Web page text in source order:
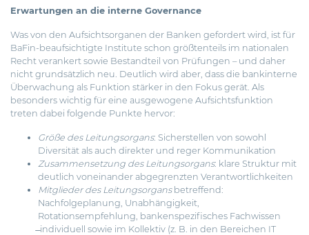
Erwartungen an die interne Governance
Was von den Aufsichtsorganen der Banken gefordert wird, ist für
BaFin-beaufsichtigte Institute schon größtenteils im nationalen
Recht verankert sowie Bestandteil von Prüfungen – und daher
nicht grundsätzlich neu. Deutlich wird aber, dass die bankinterne
Überwachung als Funktion stärker in den Fokus gerät. Als
besonders wichtig für eine ausgewogene Aufsichtsfunktion
treten dabei folgende Punkte hervor:
Größe des Leitungsorgans: Sicherstellen von sowohl
Diversität als auch direkter und reger Kommunikation
Zusammensetzung des Leitungsorgans: klare Struktur mit
deutlich voneinander abgegrenzten Verantwortlichkeiten
Mitglieder des Leitungsorgans betreffend:
Nachfolgeplanung, Unabhängigkeit,
Rotationsempfehlung, bankenspezifisches Fachwissen
̶ individu­ell sowie im Kollektiv (z. B. in den Bereichen IT